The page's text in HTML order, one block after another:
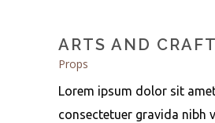
ARTS AND
Props
Lorem ipsum dolor sit
consectetuer gravida nibh